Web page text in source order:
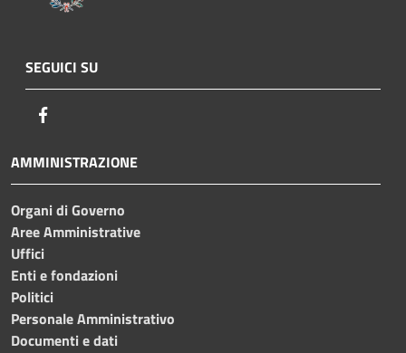
SEGUICI SU
AMMINISTRAZIONE
Organi di Governo
Aree Amministrative
Uffici
Enti e fondazioni
Politici
Personale Amministrativo
Documenti e dati